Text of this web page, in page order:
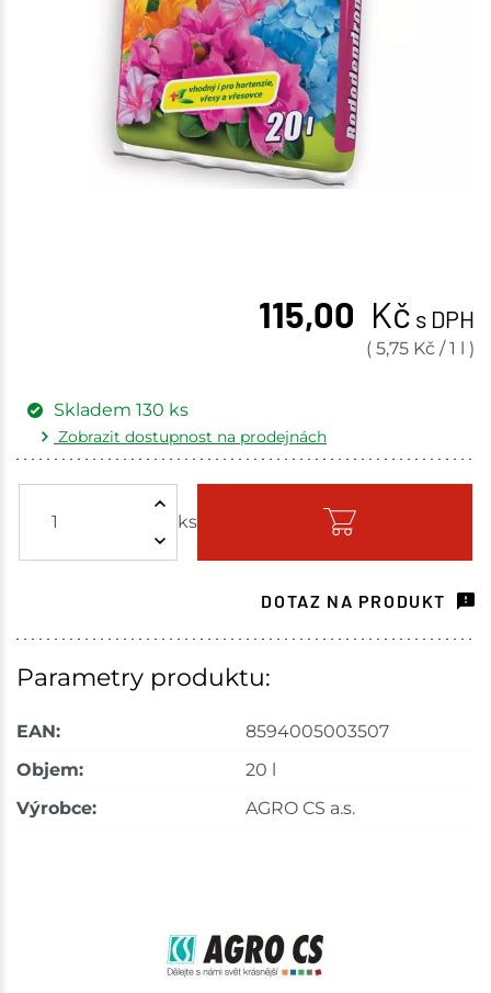
115,00 Kč s DPH
( 5,75 Kč /1 l )
ks
Skladem 130 ks
Zobrazit dostupnost na prodejnách
Skladem - ihned k odeslání
Choceň 5 ks
Skuteč
Skladem na prodejně - doručení do 7 dnů
DOTAZ NA PRODUKT
Parametry produktu:
EAN:
8594005003507
Objem:
20 l
Výrobce:
AGRO CS a.s.